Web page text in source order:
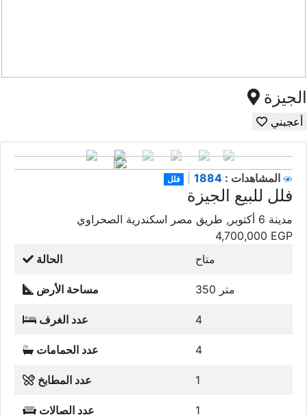
الجيزة
أعجبني
فلل المشاهدات :
فلل للبيع الجيزة
مدينة 6 أكتوبر, طريق مصر اسكندرية الصحراوي
4,700,000 EGP
الحالة
متاح
مساحة الأرض 350 متر
عدد الغرف 4
عدد الحمامات 4
عدد المطابخ 1
عدد الصالات 1